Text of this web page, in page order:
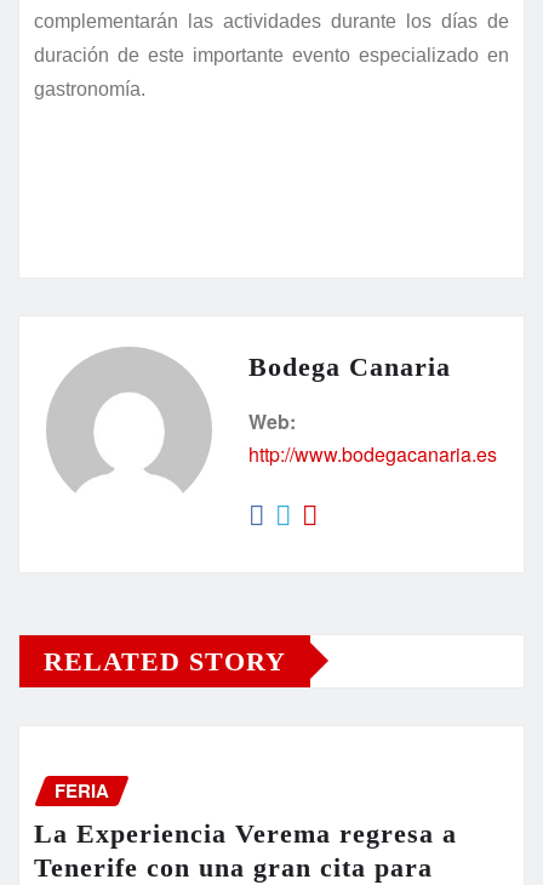
complementarán las actividades durante los días de
duración de este importante evento especializado en
gastronomía.
Bodega Canaria
Web:
http://www.bodegacanaria.es
RELATED STORY
FERIA
La Experiencia Verema regresa a
Tenerife con una gran cita para